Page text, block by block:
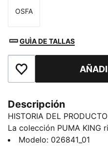
Talla
OSFA
GUÌA DE TALLAS
Añade a favoritos
Descripción
HISTORIA DEL PRODUCTO
La colección PUMA KING
auténtico icono de la
Modelo: 026841_01